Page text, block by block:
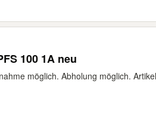
100 1A neu
möglich. Abholung möglich.